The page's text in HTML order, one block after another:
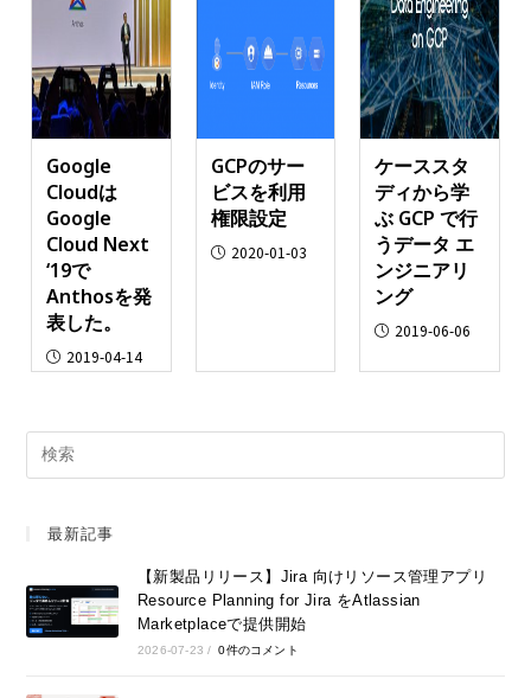
Google
Cloudは
Google
Cloud Next
‘19で
Anthosを発
表した。
2019-04-14
GCPのサー
ビスを利用
権限設定
2020-01-03
ケーススタ
ディから学
ぶ GCP で行
うデータ エ
ンジニアリ
ング
2019-06-06
最新記事
【新製品リリース】Jira 向けリソース管理アプリ
Resource Planning for Jira をAtlassian
Marketplaceで提供開始
2026-07-23 / 0件のコメント